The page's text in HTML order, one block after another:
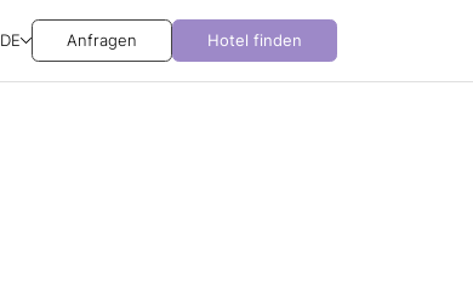
DE Anfragen Hotel finden